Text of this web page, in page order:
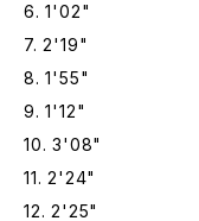
6. 1'02"
7. 2'19"
8. 1'55"
9. 1'12"
10. 3'08"
11. 2'24"
12. 2'25"